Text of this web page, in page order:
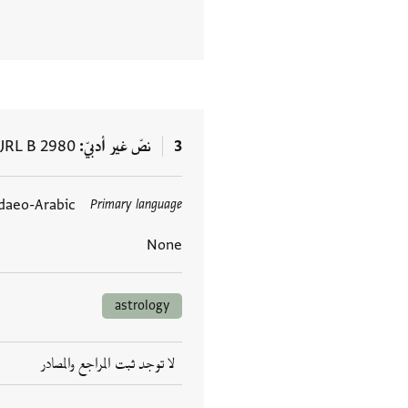
3 نصّ غير أدبيّ JRL B 2980
Primary language
Arabic
None
العلامات
astrology
لا توجد ثبت المراجع والمصادر